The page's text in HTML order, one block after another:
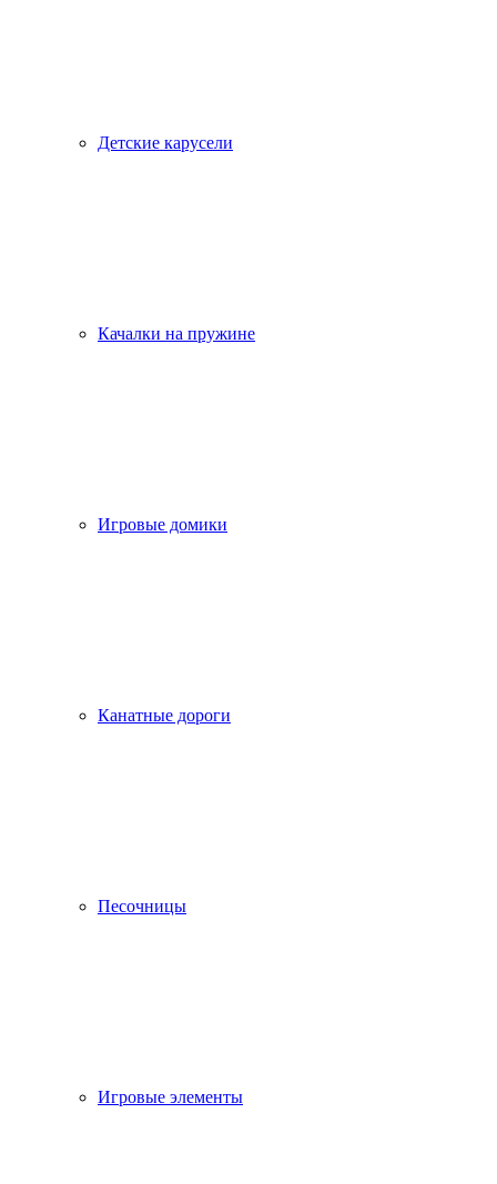
Детские карусели
Качалки на пружине
Игровые домики
Канатные дороги
Песочницы
Игровые элементы